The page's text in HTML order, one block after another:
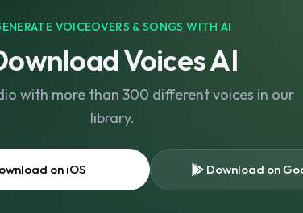
VOICEOVERS & SONGS WITH AI
Voices AI
with more than 300 different voices in our
library.
on iOS Download on